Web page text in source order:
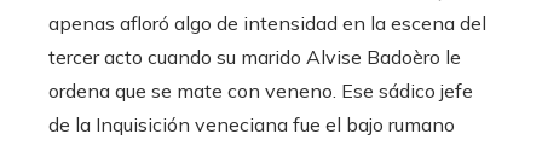
apenas afloró algo de intensidad en la escena del
tercer acto cuando su marido Alvise Badoèro le
ordena que se mate con veneno. Ese sádico jefe
de la Inquisición veneciana fue el bajo rumano